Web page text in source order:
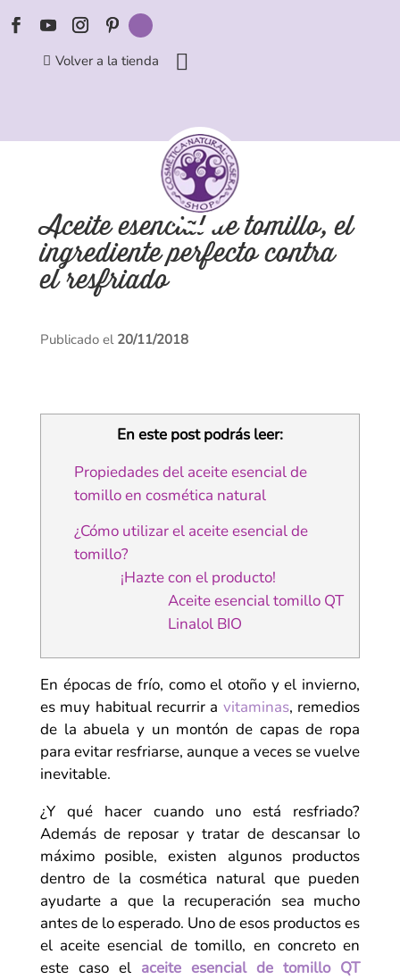
Volver a la tienda
Aceite esencial de tomillo, el
ingrediente perfecto contra
el resfriado
Publicado el 20/11/2018
En este post podrás leer:
Propiedades del aceite esencial de
tomillo en cosmética natural
¿Cómo utilizar el aceite esencial de
tomillo?
¡Hazte con el producto!
Aceite esencial tomillo QT
Linalol BIO
En épocas de frío, como el otoño y el invierno,
es muy habitual recurrir a vitaminas, remedios
de la abuela y un montón de capas de ropa
para evitar resfriarse, aunque a veces se vuelve
inevitable.
¿Y qué hacer cuando uno está resfriado?
Además de reposar y tratar de descansar lo
máximo posible, existen algunos productos
dentro de la cosmética natural que pueden
ayudarte a que la recuperación sea mucho
antes de lo esperado. Uno de esos productos es
el aceite esencial de tomillo, en concreto en
este caso el aceite esencial de tomillo QT